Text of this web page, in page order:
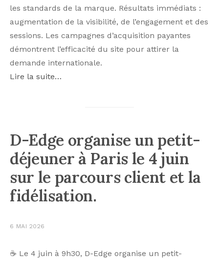
les standards de la marque. Résultats immédiats :
augmentation de la visibilité, de l’engagement et des
sessions. Les campagnes d’acquisition payantes
démontrent l’efficacité du site pour attirer la
demande internationale.
Lire la suite…
D-Edge organise un petit-
déjeuner à Paris le 4 juin
sur le parcours client et la
fidélisation.
6 MAI 2026
☕ Le 4 juin à 9h30, D-Edge organise un petit-